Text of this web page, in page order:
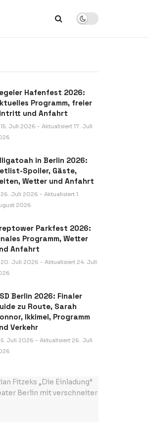
Hafenfest 2026:
Programm, freier
und Anfahrt
Juli 2026 - Aktualisiert 17. Juli
in Berlin 2026:
Spoiler, Gäste,
Wetter und Anfahrt
Juli 2026 - Aktualisiert 1.
2026
Parkfest 2026:
Programm, Wetter
Anfahrt
Juli 2026 - Aktualisiert 24. Juli
Berlin 2026: Finaler
zu Route, Sarah
Ikkimel, Programm
Verkehr
Juli 2026 - Aktualisiert 26. Juli